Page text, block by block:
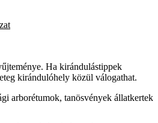
Ha kirándulástippek
kirándulóhely közül válogathat.
arborétumok, tanösvények állatkertek